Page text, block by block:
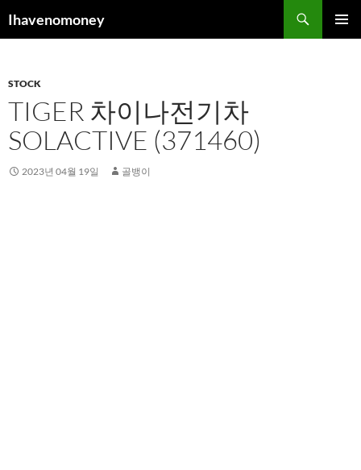
텐
건
너
기
Ihavenomoney
색
STOCK
TIGER 차이나전기차
SOLACTIVE (371460)
2023년 04월 19일 골뱅이